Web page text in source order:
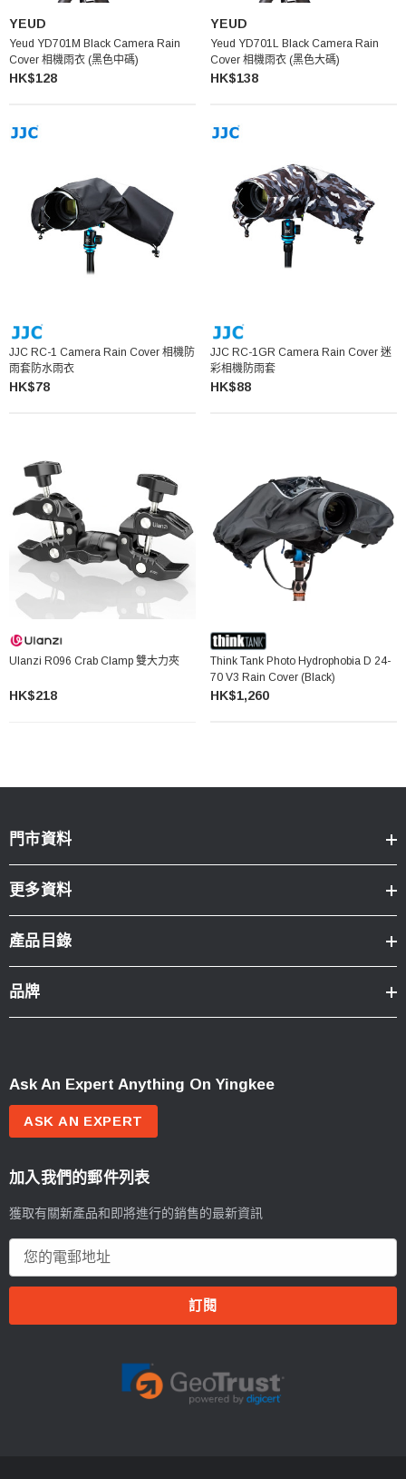
YEUD
Yeud YD701M Black Camera Rain
Cover 相機雨衣 (黑色中碼)
HK$128
YEUD
Yeud YD701L Black Camera Rain
Cover 相機雨衣 (黑色大碼)
HK$138
JJC RC-1 Camera Rain Cover 相機防
雨套防水雨衣
HK$78
JJC RC-1GR Camera Rain Cover 迷
彩相機防雨套
HK$88
Ulanzi R096 Crab Clamp 雙大力夾
HK$218
Think Tank Photo Hydrophobia D 24-
70 V3 Rain Cover (Black)
HK$1,260
門市資料
更多資料
產品目錄
品牌
Ask An Expert Anything On Yingkee
ASK AN EXPERT
加入我們的郵件列表
獲取有關新產品和即將進行的銷售的最新資訊
郵